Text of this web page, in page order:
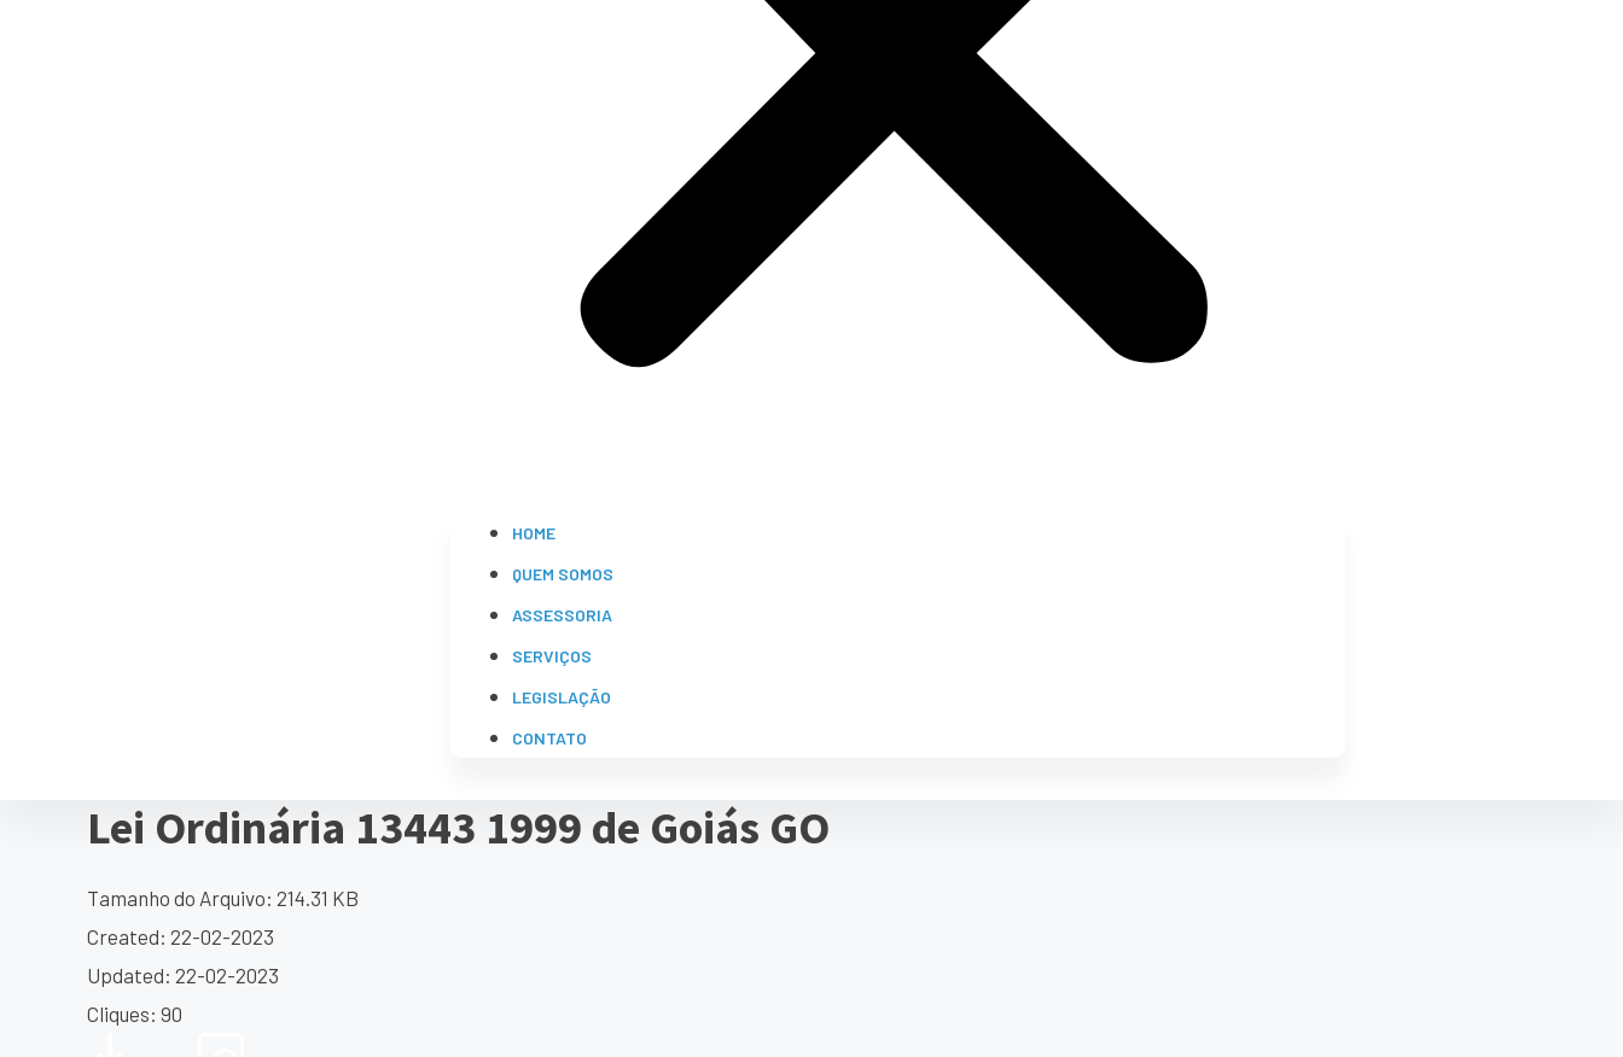
HOME
QUEM SOMOS
ASSESSORIA
SERVIÇOS
LEGISLAÇÃO
CONTATO
Lei Ordinária 13443 1999 de Goiás GO
Tamanho do Arquivo: 214.31 KB
Created: 22-02-2023
Updated: 22-02-2023
Cliques: 90